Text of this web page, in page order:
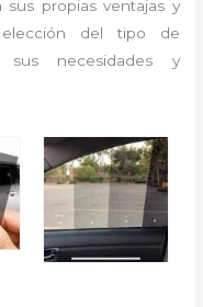
propias ventajas y
elección del tipo de
necesidades y